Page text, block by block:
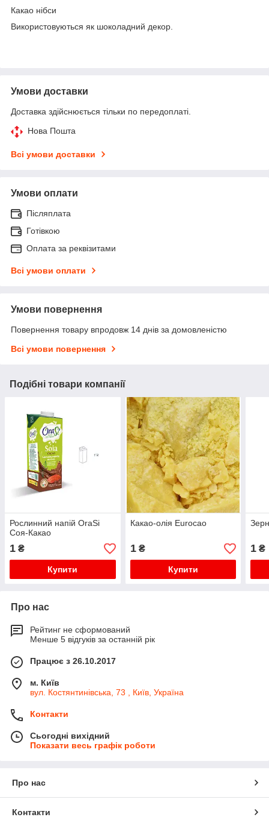
Какао нібси
Використовуються як шоколадний декор.
Умови доставки
Доставка здійснюється тільки по передоплаті.
Нова Пошта
Всі умови доставки
Умови оплати
Післяплата
Готівкою
Оплата за реквізитами
Всі умови оплати
Умови повернення
Повернення товару впродовж 14 днів за домовленістю
Всі умови повернення
Подібні товари компанії
Рослинний напій OraSi
Соя-Какао
1 ₴
Купити
Какао-олія Eurocao
1₴
Купити
1 ₴
Про нас
Рейтинг не сформований
Менше 5 відгуків за останній рік
Працює з 26.10.2017
м. Київ
вул. Костянтинівська, 73 , Київ, Україна
Контакти
Сьогодні вихідний
Показати весь графік роботи
Про нас
Контакти